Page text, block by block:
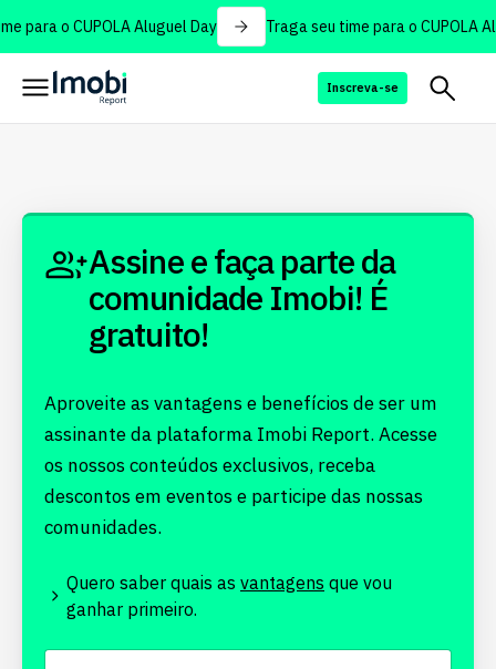
para o CUPOLA Aluguel Day Traga seu time para o CUPOLA
Inscreva-se
Assine e faça parte da
comunidade Imobi! É
gratuito!
Aproveite as vantagens e benefícios de ser um
assinante da plataforma Imobi Report. Acesse
os nossos conteúdos exclusivos, receba
descontos em eventos e participe das nossas
comunidades.
Quero saber quais as vantagens que vou
ganhar primeiro.